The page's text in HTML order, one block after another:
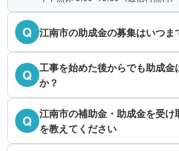
Q 江南市の助成金の募集はいつま
Q 工事を始めた後からでも助成金
か？
Q 江南市の補助金・助成金を受け
を教えてください